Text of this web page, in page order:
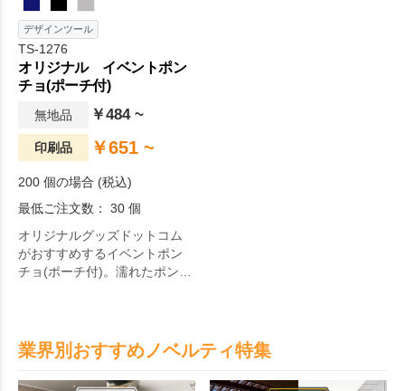
デザインツール
TS-1276
オリジナル イベントポン
チョ(ポーチ付)
無地品 ￥484 ~
印刷品 ￥651 ~
200 個の場合 (税込)
最低ご注文数： 30 個
オリジナルグッズドットコム
がおすすめするイベントポン
チョ(ポーチ付)。濡れたポンチ
豊かにするアイテムです。
業界別おすすめノベルティ特集